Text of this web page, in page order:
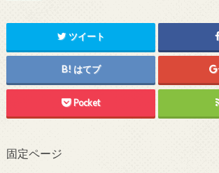
ツイート
はてブ
Pocket
固定ページ